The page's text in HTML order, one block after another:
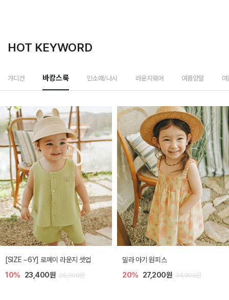
HOT KEYWORD
가디건 바캉스룩 민소매/나시 라운지웨어 여름양말
엘리오 아기 블라우스
20% 21,600원 27,000원
엘로디 니트 아기 뷔스티에
20% 21,600원 27,000원